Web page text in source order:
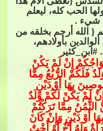
الحب كله، ليعلم
شيء​​ .
{ الله أرحم بخلقه من
بأولادهم،
#ابن_كثير
إِنْ لَمْ يَكُنْ
فَلَكُمْ الرُّبُعُ مِمَّا
بِهَا أَوْ دَيْنٍ
لَمْ يَكُنْ لَكُمْ وَلَدٌ
مِمَّا تَرَكْتُمْ
أَوْ دَيْنٍ وَإِنْ كَانَ
وَلَهُ أَخٌ أَوْ أُخْتٌ